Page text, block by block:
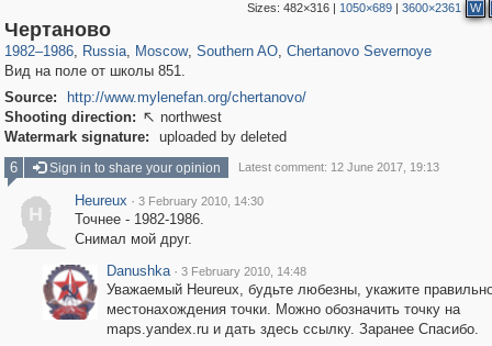
Sizes: 482×316| 1050×689| 3600×2361 W
Чертаново
1982–1986, Russia
1,406,683
, Moscow
319,864
, Southern AO, Chertanovo Severnoye
Вид на поле от школы 851.
Source:
http://www.mylenefan.org/chertanovo/
Shooting direction:  northwest
Watermark signature:
uploaded by deleted
6
Sign in to share your opinion Latest comment: 12 June 2017, 19:13
H
Heureux · 3 February 2010, 14:30
Точнее - 1982-1986.
Снимал мой друг.
Danushka · 3 February 2010, 14:48
Уважаемый Heureux, будьте любезны, укажите
местонахождения точки. Можно обозначить точку на
maps.yandex.ru и дать здесь ссылку. Заранее Спасибо.